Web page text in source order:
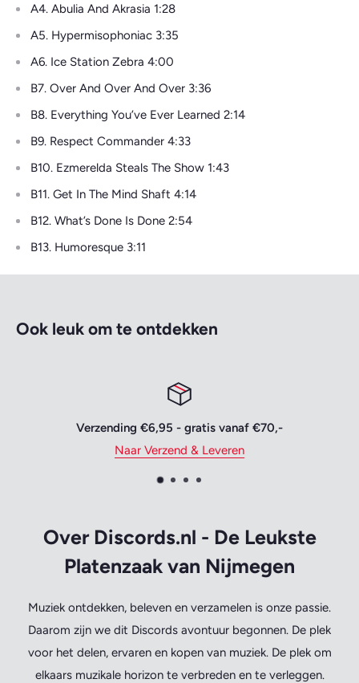
A4. Abulia And Akrasia 1:28
A5. Hypermisophoniac 3:35
A6. Ice Station Zebra 4:00
B7. Over And Over And Over 3:36
B8. Everything You’ve Ever Learned 2:14
B9. Respect Commander 4:33
B10. Ezmerelda Steals The Show 1:43
B11. Get In The Mind Shaft 4:14
B12. What’s Done Is Done 2:54
B13. Humoresque 3:11
Ook leuk om te ontdekken
Vertrouwd betalen
Naar Bestellen & Betalen
Over Discords.nl - De Leukste
Platenzaak van Nijmegen
Muziek ontdekken, beleven en verzamelen is onze passie.
Daarom zijn we dit Discords avontuur begonnen. De plek
voor het delen, ervaren en kopen van muziek. De plek om
elkaars muzikale horizon te verbreden en te verleggen.